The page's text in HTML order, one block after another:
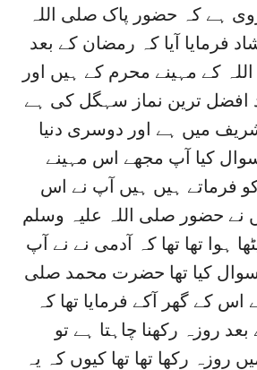
ہے کہ حضور پاک صلی اللہ
فرمایا آیا کہ رمضان کے بعد
کے مہینے محرم کے ہیں اور
افضل ترین نماز سہگل کی ہے
میں ہے اور دوسری دنیا
کیا آپ مجھے اس مہینے
فرماتے ہیں ہیں آپ نے اس
نے حضور صلی اللہ علیہ وسلم
ہوا تھا تھا کہ آدمی نے نے آپ
کیا تھا حضرت محمد صلی
اس کے گھر آکے فرمایا تھا کہ
روزہ رکھنا چاہتا ہے تو
روزہ رکھا تھا تھا کیوں کہ یہ